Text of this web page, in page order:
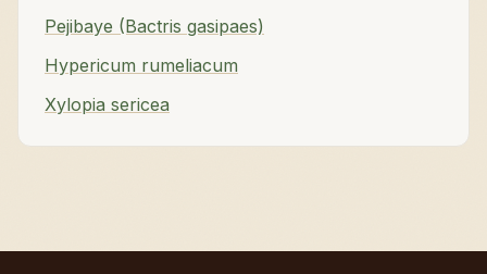
Pejibaye (Bactris gasipaes)
Hypericum rumeliacum
Xylopia sericea